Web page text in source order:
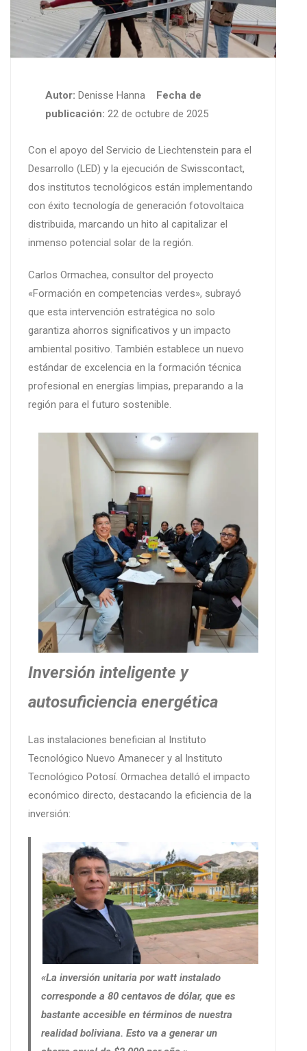
Autor: Denisse Hanna Fecha de
publicación: 22 de octubre de 2025
Con el apoyo del Servicio de Liechtenstein para el
Desarrollo (LED) y la ejecución de Swisscontact,
dos institutos tecnológicos están implementando
con éxito tecnología de generación fotovoltaica
distribuida, marcando un hito al capitalizar el
inmenso potencial solar de la región.
Carlos Ormachea, consultor del proyecto
«Formación en competencias verdes», subrayó
que esta intervención estratégica no solo
garantiza ahorros significativos y un impacto
ambiental positivo. También establece un nuevo
estándar de excelencia en la formación técnica
profesional en energías limpias, preparando a la
región para el futuro sostenible.
Inversión inteligente y
autosuficiencia energética
Las instalaciones benefician al Instituto
Tecnológico Nuevo Amanecer y al Instituto
Tecnológico Potosí. Ormachea detalló el impacto
económico directo, destacando la eficiencia de la
inversión:
«La inversión unitaria por watt instalado
corresponde a 80 centavos de dólar, que es
bastante accesible en términos de nuestra
realidad boliviana. Esto va a generar un